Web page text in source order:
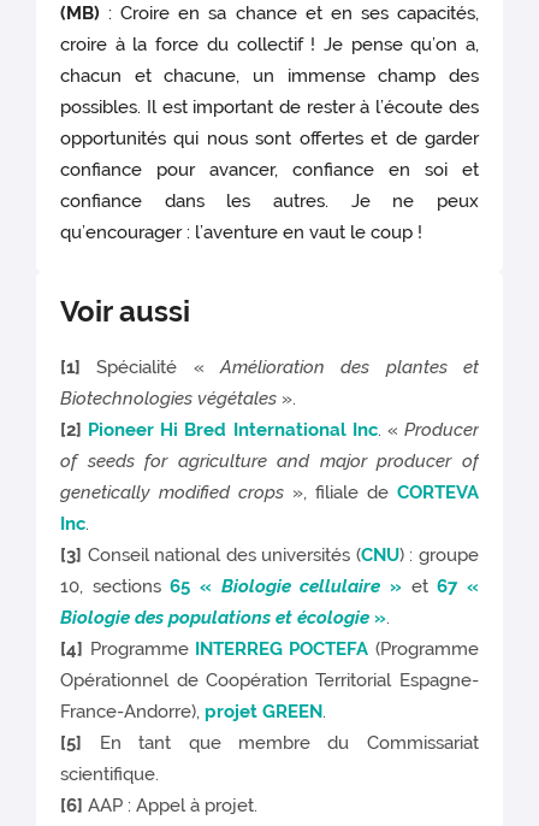
(MB) : Croire en sa chance et en ses capacités,
croire à la force du collectif ! Je pense qu’on a,
chacun et chacune, un immense champ des
possibles. Il est important de rester à l’écoute des
opportunités qui nous sont offertes et de garder
confiance pour avancer, confiance en soi et
confiance dans les autres. Je ne peux
qu’encourager : l’aventure en vaut le coup !
Voir aussi
[1]Spécialité «Amélioration des plantes et
Biotechnologies végétales ».
[2] Pioneer Hi Bred International Inc. « Producer
of seeds for agriculture and major producer of
genetically modified crops », filiale de CORTEVA
Inc.
[3] Conseil national des universités (CNU) : groupe
10, sections65 « Biologie cellulaire »et67 «
Biologie des populations et écologie ».
[4] Programme INTERREG POCTEFA (Programme
Opérationnel de Coopération Territorial Espagne-
France-Andorre), projet GREEN.
[5] En tant que membre du Commissariat
scientifique.
[6] AAP : Appel à projet.